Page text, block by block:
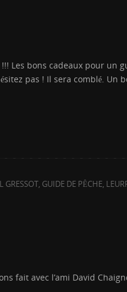
Les bons cadeaux pour un
pas ! Il sera comblé. Un
GRESSOT, GUIDE DE PÊCHE,
fait avec l’ami David